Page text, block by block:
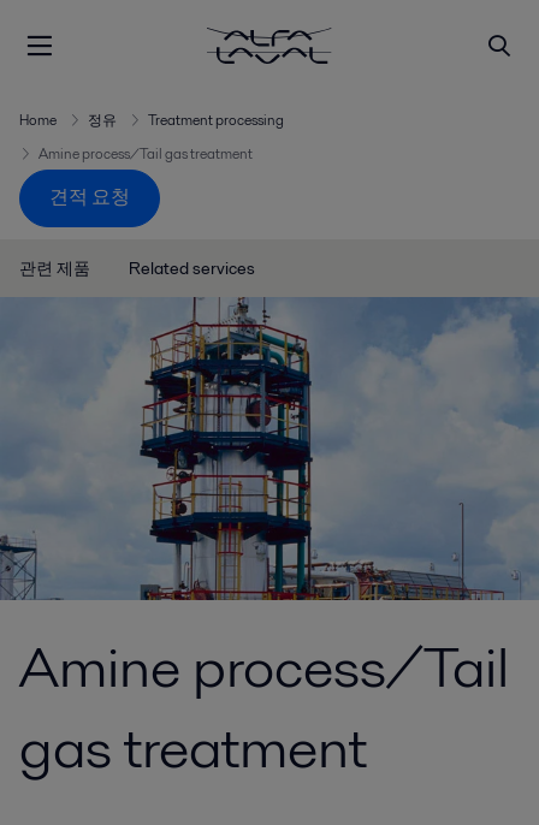
Home 정유
Treatment processing
Amine process/Tail gas treatment
견적 요청
관련 제품 Related services
Amine process/Tail
gas treatment